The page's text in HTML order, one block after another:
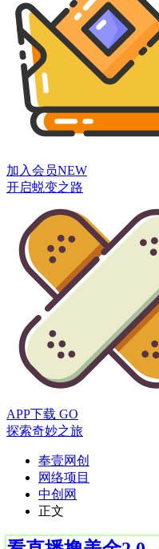
加入会员NEW
开启蜕变之路
APP下载 GO
探索奇妙之旅
奉壹网创
网络项目
中创网
正文